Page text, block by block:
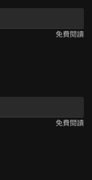
(👉ﾟヮﾟ)👉
麼逆來順受啊啊啊😭
免費閱讀
免費閱讀